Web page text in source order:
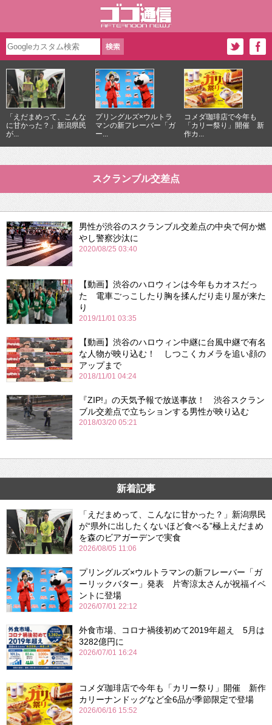
「えだまめって、こんな
に甘かった？」新潟県民
が...
プリングルズ×ウルトラ
マンの新フレーバー「ガ
ー...
コメダ珈琲店で今年も
「カリー祭り」開催 新
作カ...
スクランブル交差点
男性が渋谷のスクランブル交差点の中央で何か燃
やし警察沙汰に
2020/08/25 03:40
【動画】渋谷のハロウィンは今年もカオスだっ
た 電車ごっこしたり胸を揉んだり走り屋が来た
り
2019/11/01 03:35
【動画】渋谷のハロウィン中継に台風中継で有名
な人物が映り込む！ しつこくカメラを追い顔の
アップまで
2018/11/01 04:24
『ZIP!』の天気予報で放送事故！ 渋谷スクラン
ブル交差点で立ちションする男性が映り込む
2018/03/20 05:21
新着記事
「えだまめって、こんなに甘かった？」新潟県民
が“県外に出したくないほど食べる”極上えだまめ
を森のビアガーデンで実食
2026/08/05 11:06
プリングルズ×ウルトラマンの新フレーバー「ガ
ーリックバター」発表 片寄涼太さんが祝福イベ
ントに登場
2026/07/01 22:12
外食市場、コロナ禍後初めて2019年超え 5月は
3282億円に
2026/07/01 16:24
コメダ珈琲店で今年も「カリー祭り」開催 新作
カリーナンドッグなど全6品が季節限定で登場
2026/06/16 15:52